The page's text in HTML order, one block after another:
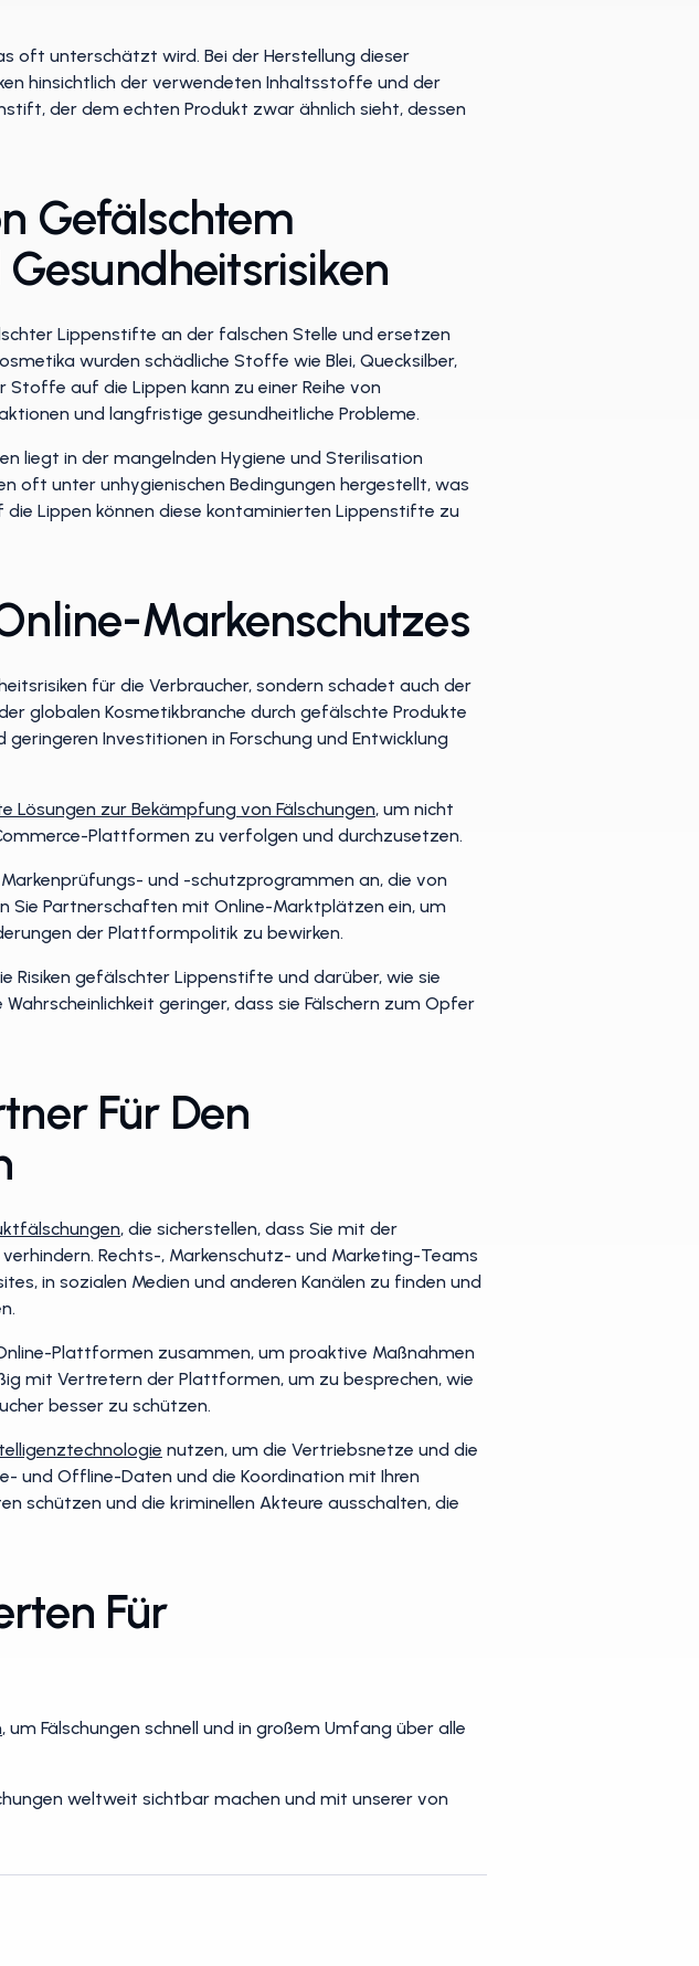
oft unterschätzt wird. Bei der Herstellung dieser
hinsichtlich der verwendeten Inhaltsstoffe und der
der dem echten Produkt zwar ähnlich sieht, dessen
Gefälschtem
Lippenstifte an der falschen Stelle und ersetzen
wurden schädliche Stoffe wie Blei, Quecksilber,
auf die Lippen kann zu einer Reihe von
und langfristige gesundheitliche Probleme.
liegt in der mangelnden Hygiene und Sterilisation
oft unter unhygienischen Bedingungen hergestellt, was
Lippen können diese kontaminierten Lippenstifte zu
Markenschutzes
für die Verbraucher, sondern schadet auch der
globalen Kosmetikbranche durch gefälschte Produkte
Investitionen in Forschung und Entwicklung
Lösungen zur Bekämpfung von Fälschungen, um nicht
Plattformen zu verfolgen und durchzusetzen.
Markenprüfungs- und -schutzprogrammen an, die von
Sie Partnerschaften mit Online-Marktplätzen ein, um
der Plattformpolitik zu bewirken.
Risiken gefälschter Lippenstifte und darüber, wie sie
geringer, dass sie Fälschern zum Opfer
Für Den
, die sicherstellen, dass Sie mit der
Rechts-, Markenschutz- und Marketing-Teams
in sozialen Medien und anderen Kanälen zu finden und
Plattformen zusammen, um proaktive Maßnahmen
mit Vertretern der Plattformen, um zu besprechen, wie
besser zu schützen.
nutzen, um die Vertriebsnetze und die
und Offline-Daten und die Koordination mit Ihren
schützen und die kriminellen Akteure ausschalten, die
Für
, um Fälschungen schnell und in großem Umfang über alle
weltweit sichtbar machen und mit unserer von